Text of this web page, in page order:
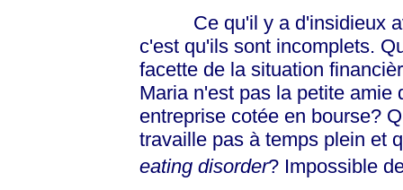
Ce qu'il y a d'insidieux
c'est qu'ils sont incomplets.
facette de la situation
Maria n'est pas la petite amie
entreprise cotée en bourse?
travaille pas à temps plein et
eating disorder? Impossible